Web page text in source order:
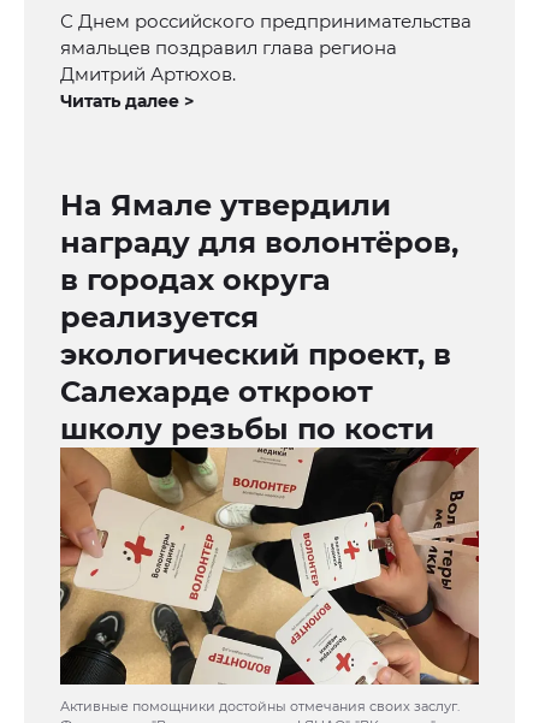
С Днем российского предпринимательства
ямальцев поздравил глава региона
Дмитрий Артюхов.
Читать далее >
На Ямале утвердили
награду для волонтёров,
в городах округа
реализуется
экологический проект, в
Салехарде откроют
школу резьбы по кости
Активные помощники достойны отмечания своих заслуг.